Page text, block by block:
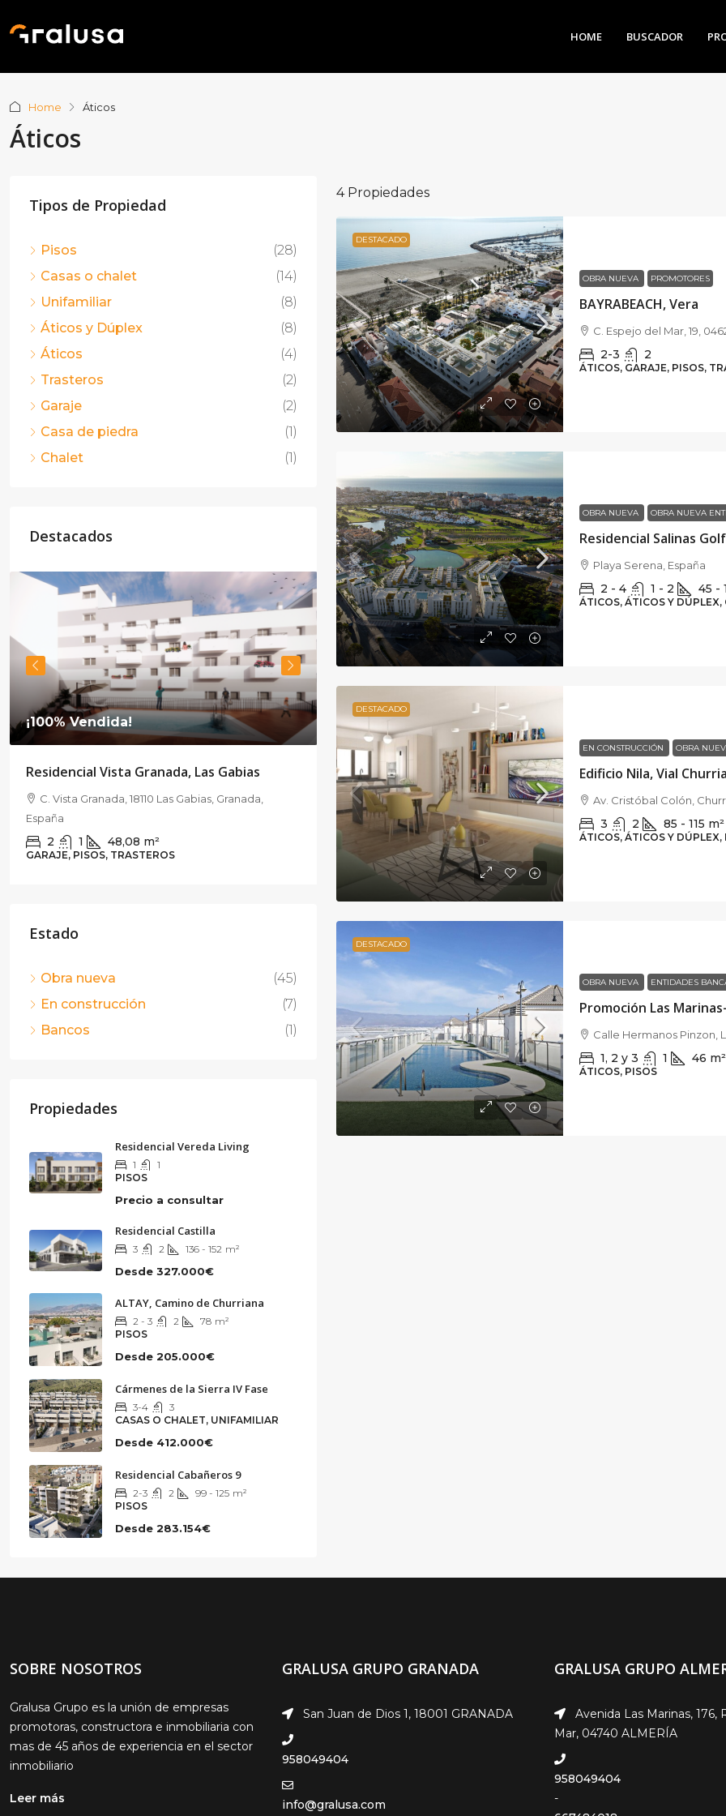
HOME BUSCADOR
Home Áticos
Áticos
4 Propiedades
DESTACADO
OBRA NUEVA PROMOTORES
BAYRABEACH, Vera
C. Espejo del Mar, 19,
2-3 2
ÁTICOS, GARAJE, PISOS,
OBRA NUEVA OBRA NUEVA
Residencial Salinas Golf
Playa Serena, España
2 - 4 1 - 2 45 -
ÁTICOS, ÁTICOS Y DÚPLEX,
DESTACADO
EN CONSTRUCCIÓN OBRA
Edificio Nila, Vial
Av. Cristóbal Colón,
3 2 85 - 115 m²
ÁTICOS, ÁTICOS Y DÚPLEX,
DESTACADO
OBRA NUEVA ENTIDADES
Promoción Las
Calle Hermanos Pinzon,
1, 2 y 3 1 46 m²
ÁTICOS, PISOS
Tipos de Propiedad
Pisos
(28)
Casas o chalet
(14)
Unifamiliar
(8)
Áticos y Dúplex
(8)
Áticos
(4)
Trasteros
(2)
Garaje
(2)
Casa de piedra
(1)
Chalet
(1)
Destacados
¡100% Vendida!
Residencial Vista Granada, Las Gabias
C. Vista Granada, 18110 Las Gabias, Granada,
España
2 1 48,08 m²
GARAJE, PISOS, TRASTEROS
¡100% Vendida!
TARACEA, Barrio Rosaleda
C. Pintor Fernando Belda, Ronda, Granada,
2 80 m²
¡100%
Edificio Nila,
Granada,
Estado
Obra nueva
(45)
En construcción
(7)
Bancos
(1)
Propiedades
Residencial Vereda Living
1
1
PISOS
Precio a consultar
Residencial Castilla
3 2 136 - 152 m²
Desde 327.000€
ALTAY, Camino de Churriana
2 - 3 2 78 m²
PISOS
Desde 205.000€
Cármenes de la Sierra IV Fase
3-4
3
CASAS O CHALET, UNIFAMILIAR
Desde 412.000€
Residencial Cabañeros 9
2-3 2 99 - 125 m²
PISOS
Desde 283.154€
SOBRE NOSOTROS
Gralusa Grupo es la unión de empresas
promotoras, constructora e inmobiliaria con
mas de 45 años de experiencia en el sector
inmobiliario
Leer más
GRALUSA GRUPO GRANADA
San Juan de Dios 1, 18001 GRANADA
958049404
info@gralusa.com
GRALUSA GRUPO
Avenida Las Marinas, 176,
Mar, 04740 ALMERÍA
958049404
-